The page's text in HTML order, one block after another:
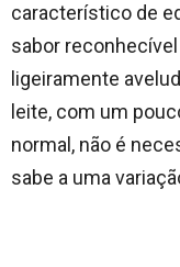
característico de
sabor
ligeiramente
leite, com um
normal, não é
sabe a uma